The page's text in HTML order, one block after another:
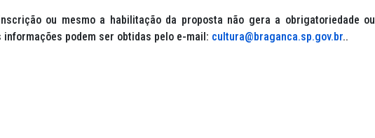
ou mesmo a habilitação da proposta não gera a obrigatoriedade ou
podem ser obtidas pelo e-mail: cultura@braganca.sp.gov.br..